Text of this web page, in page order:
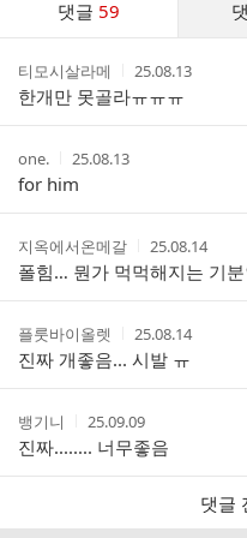
댓글 59
스
작
성
자
티모시살라메
작
시
간
25.08.13
한개만 못골라ㅠㅠㅠ
작
성
자
one.
작
성
시
간
25.08.13
for him
작
성
자
지옥에서온메갈
작
성
시
간
25.08.14
폴힘… 뭔가 먹먹해지는 기
작
성
자
플룻바이올렛
작
성
시
간
25.08.14
진짜 개좋음... 시발 ㅠ
작
성
자
뱅기니
작
성
시
간
25.09.09
진짜........ 너무좋음
댓글